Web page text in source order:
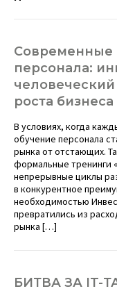
Современные
персонала:
роста бизнеса
В условиях, когда
обучение персонала
рынка от отстающих.
формальные тренинги
непрерывные циклы
в конкурентное
необходимостью
превратились из
рынка […]
БИТВА ЗА IT-